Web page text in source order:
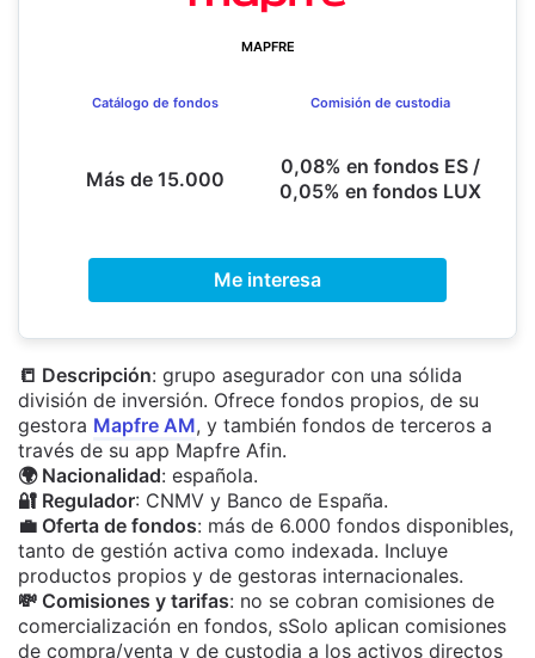
MAPFRE
Catálogo de fondos
Más de 15.000
Comisión de custodia
0,08% en fondos ES /
0,05% en fondos LUX
Me interesa
📒 Descripción: grupo asegurador con una sólida
división de inversión. Ofrece fondos propios, de su
gestora Mapfre AM, y también fondos de terceros a
través de su app Mapfre Afin.
🌍 Nacionalidad: española.
🔐 Regulador: CNMV y Banco de España.
💼 Oferta de fondos: más de 6.000 fondos disponibles,
tanto de gestión activa como indexada. Incluye
productos propios y de gestoras internacionales.
💸 Comisiones y tarifas: no se cobran comisiones de
comercialización en fondos, sSolo aplican comisiones
de compra/venta y de custodia a los activos directos